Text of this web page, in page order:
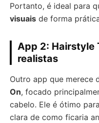
Portanto, é ideal para
visuais de forma
App 2: Hairstyle
realistas
Outro app que merece
On, focado
cabelo. Ele é ótimo
clara de como ficaria